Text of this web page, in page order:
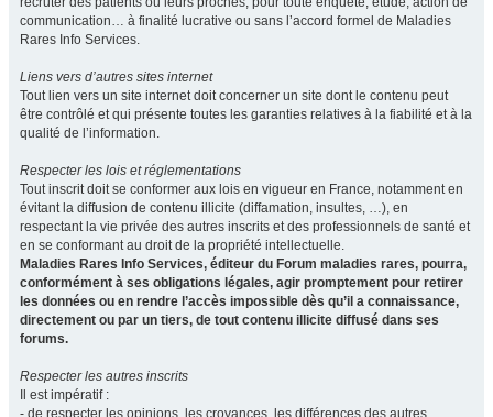
communication… à finalité lucrative ou sans l’accord formel de Maladies
Rares Info Services.
Liens vers d’autres sites internet
Tout lien vers un site internet doit concerner un site dont le contenu peut
être contrôlé et qui présente toutes les garanties relatives à la fiabilité et à la
qualité de l’information.
Respecter les lois et réglementations
Tout inscrit doit se conformer aux lois en vigueur en France, notamment en
évitant la diffusion de contenu illicite (diffamation, insultes, …), en
respectant la vie privée des autres inscrits et des professionnels de santé et
en se conformant au droit de la propriété intellectuelle.
Maladies Rares Info Services, éditeur du Forum maladies rares, pourra,
conformément à ses obligations légales, agir promptement pour retirer
les données ou en rendre l’accès impossible dès qu’il a connaissance,
directement ou par un tiers, de tout contenu illicite diffusé dans ses
forums.
Respecter les autres inscrits
Il est impératif :
- de respecter les opinions, les croyances, les différences des autres